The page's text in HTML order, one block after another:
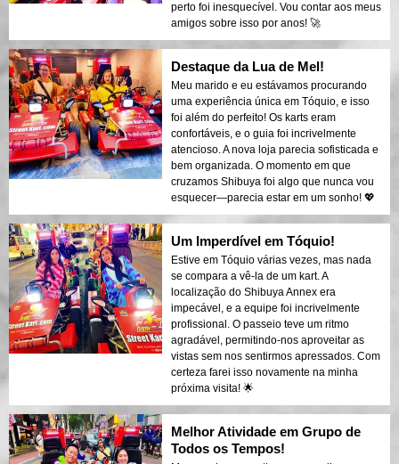
perto foi inesquecível. Vou contar aos meus
amigos sobre isso por anos! 🚀
Destaque da Lua de Mel!
Meu marido e eu estávamos procurando
uma experiência única em Tóquio, e isso
foi além do perfeito! Os karts eram
confortáveis, e o guia foi incrivelmente
atencioso. A nova loja parecia sofisticada e
bem organizada. O momento em que
cruzamos Shibuya foi algo que nunca vou
esquecer—parecia estar em um sonho! 💖
Um Imperdível em Tóquio!
Estive em Tóquio várias vezes, mas nada
se compara a vê-la de um kart. A
localização do Shibuya Annex era
impecável, e a equipe foi incrivelmente
profissional. O passeio teve um ritmo
agradável, permitindo-nos aproveitar as
vistas sem nos sentirmos apressados. Com
certeza farei isso novamente na minha
próxima visita! 🌟
Melhor Atividade em Grupo de
Todos os Tempos!